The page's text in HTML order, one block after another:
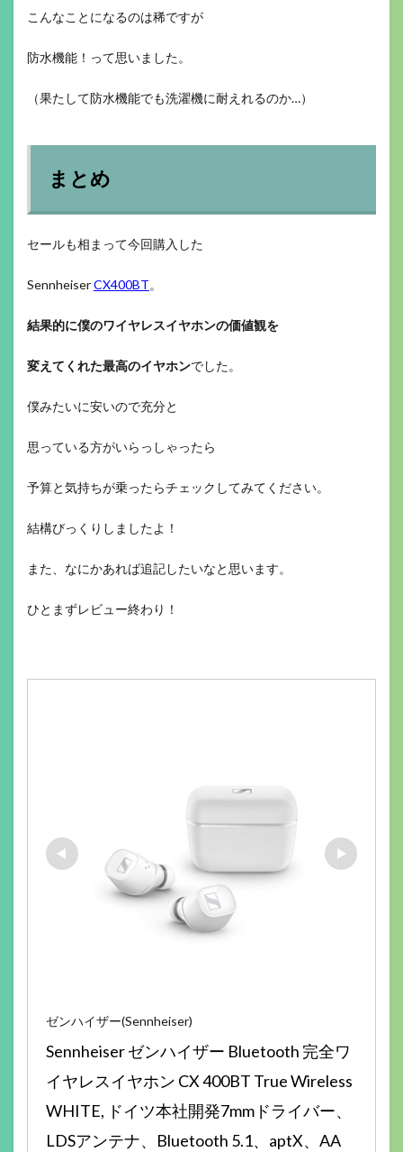
こんなことになるのは稀ですが
防水機能！って思いました。
（果たして防水機能でも洗濯機に耐えれるのか…）
まとめ
セールも相まって今回購入した
SennheiserCX400BT。
結果的に僕のワイヤレスイヤホンの価値観を
変えてくれた最高のイヤホンでした。
僕みたいに安いので充分と
思っている方がいらっしゃったら
予算と気持ちが乗ったらチェックしてみてください。
結構びっくりしましたよ！
また、なにかあれば追記したいなと思います。
ひとまずレビュー終わり！
ゼンハイザー(Sennheiser)
Sennheiser ゼンハイザー Bluetooth 完全ワ
イヤレスイヤホン CX 400BT True Wireless
WHITE, ドイツ本社開発7mmドライバー、
LDSアンテナ、Bluetooth 5.1、aptX、AA